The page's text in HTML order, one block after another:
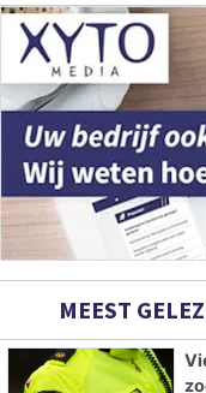
MEEST